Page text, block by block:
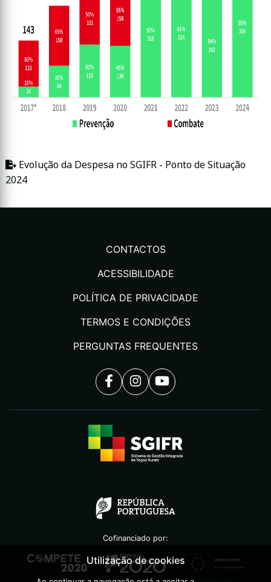
Evolução da Despesa no SGIFR - Ponto de Situação
2024
CONTACTOS
ACESSIBILIDADE
POLÍTICA DE PRIVACIDADE
TERMOS E CONDIÇÕES
PERGUNTAS FREQUENTES
Cofinanciado por:
Utilização de cookies